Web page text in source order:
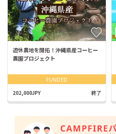
遊休農地を開拓！沖縄県産コーヒー
農園プロジェクト
FUNDED
202,000JPY 終了